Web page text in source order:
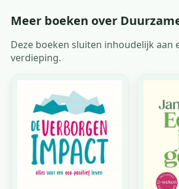
Meer boeken over
Deze boeken sluiten inhoudelijk aan
verdieping.